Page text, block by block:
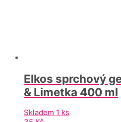
Elkos sprchový
& Limetka 400 ml
Skladem 1 ks